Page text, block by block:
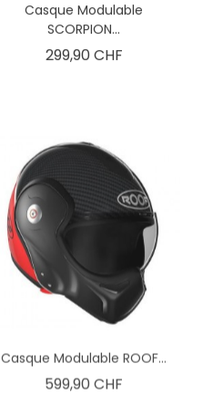
Casque Modulable
SCORPION...
299,90 CHFPrix
Casque Modulable ROOF...
599,90 CHF